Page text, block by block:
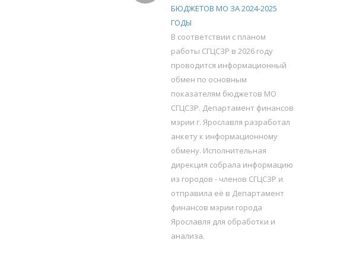
БЮДЖЕТОВ МО ЗА 2024-2025
ГОДЫ
В соответствии с планом
работы СГЦСЗР в 2026 году
проводится информационный
обмен по основным
показателям бюджетов МО
СГЦСЗР. Департамент финансов
мэрии г. Ярославля разработал
анкету к информационному
обмену. Исполнительная
дирекция собрала информацию
из городов - членов СГЦСЗР и
отправила её в Департамент
финансов мэрии города
Ярославля для обработки и
анализа.